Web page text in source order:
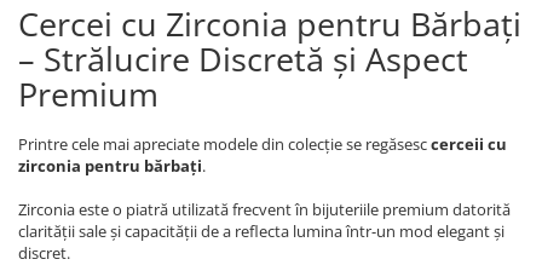
Cercei cu Zirconia pentru Bărbați
– Strălucire Discretă și Aspect
Premium
Printre cele mai apreciate modele din colecție se regăsesccerceii cu
zirconia pentru bărbați.
Zirconia este o piatră utilizată frecvent în bijuteriile premium datorită
clarității sale și capacității de a reflecta lumina într-un mod elegant și
discret.